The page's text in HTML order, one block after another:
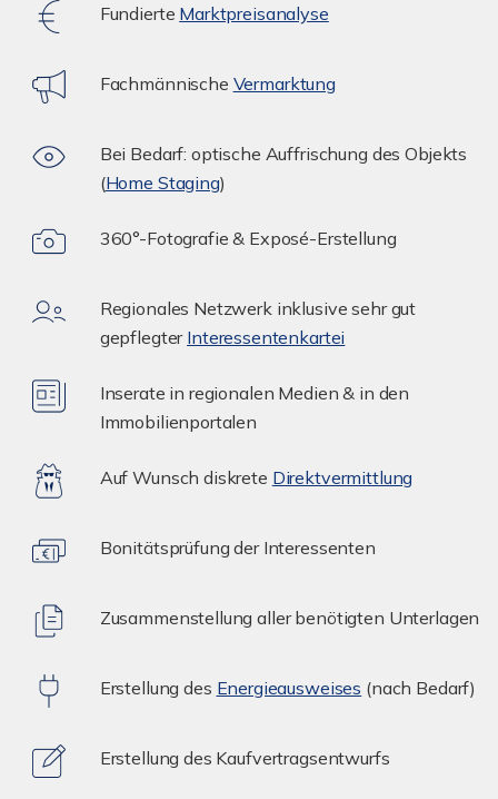
Fundierte Marktpreisanalyse
Fachmännische Vermarktung
Bei Bedarf: optische Auffrischung des Objekts
(Home Staging)
360°-Fotografie & Exposé-Erstellung
Regionales Netzwerk inklusive sehr gut
gepflegter Interessentenkartei
Inserate in regionalen Medien & in den
Immobilienportalen
Auf Wunsch diskrete Direktvermittlung
Bonitätsprüfung der Interessenten
Zusammenstellung aller benötigten Unterlagen
Erstellung des Energieausweises (nach Bedarf)
Erstellung des Kaufvertragsentwurfs